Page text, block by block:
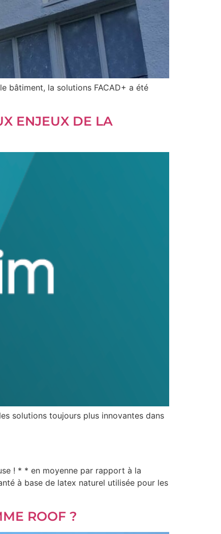
bâtiment, la solutions FACAD+ a été
ENJEUX DE LA
solutions toujours plus innovantes dans
! * * en moyenne par rapport à la
à base de latex naturel utilisée pour les
ROOF ?